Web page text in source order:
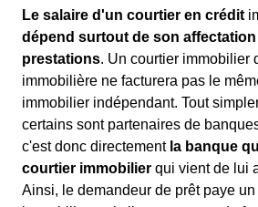
Le salaire d'un courtier en crédit
dépend surtout de son affectation
prestations. Un courtier immobilier
immobilière ne facturera pas le
immobilier indépendant. Tout
certains sont partenaires de
c'est donc directement la banque
courtier immobilier qui vient de lui
Ainsi, le demandeur de prêt paye